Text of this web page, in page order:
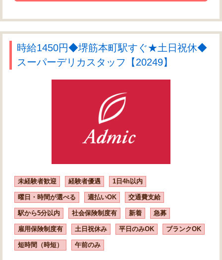
時給1450円◆堺筋本町駅すぐ★土日祝休◆
スーパーデリカスタッフ【20249】
未経験者歓迎 経験者優遇 1日4h以内
曜日・時間が選べる 週払いOK 交通費支給
駅から5分以内 社会保険制度有 新着 急募
雇用保険制度有 土日祝休み 平日のみOK ブランクOK
短時間（時短） 午前のみ